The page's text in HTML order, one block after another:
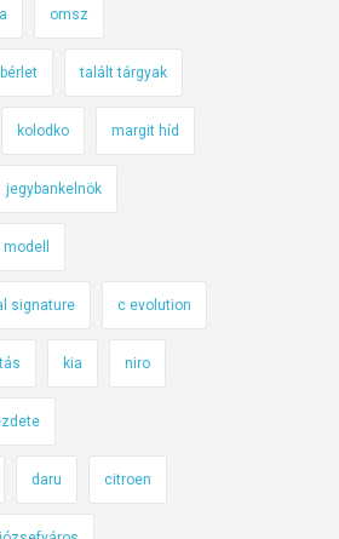
omsz
bérlet talált tárgyak
kolodko margit híd
jegybankelnök
modell
signature c evolution
kia niro
daru citroen